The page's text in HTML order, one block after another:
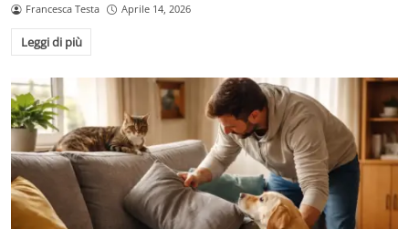
Francesca Testa Aprile 14, 2026
Leggi di più